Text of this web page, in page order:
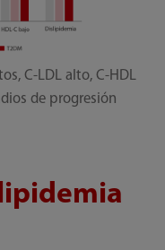
C-LDL alto, C-HDL
de progresión